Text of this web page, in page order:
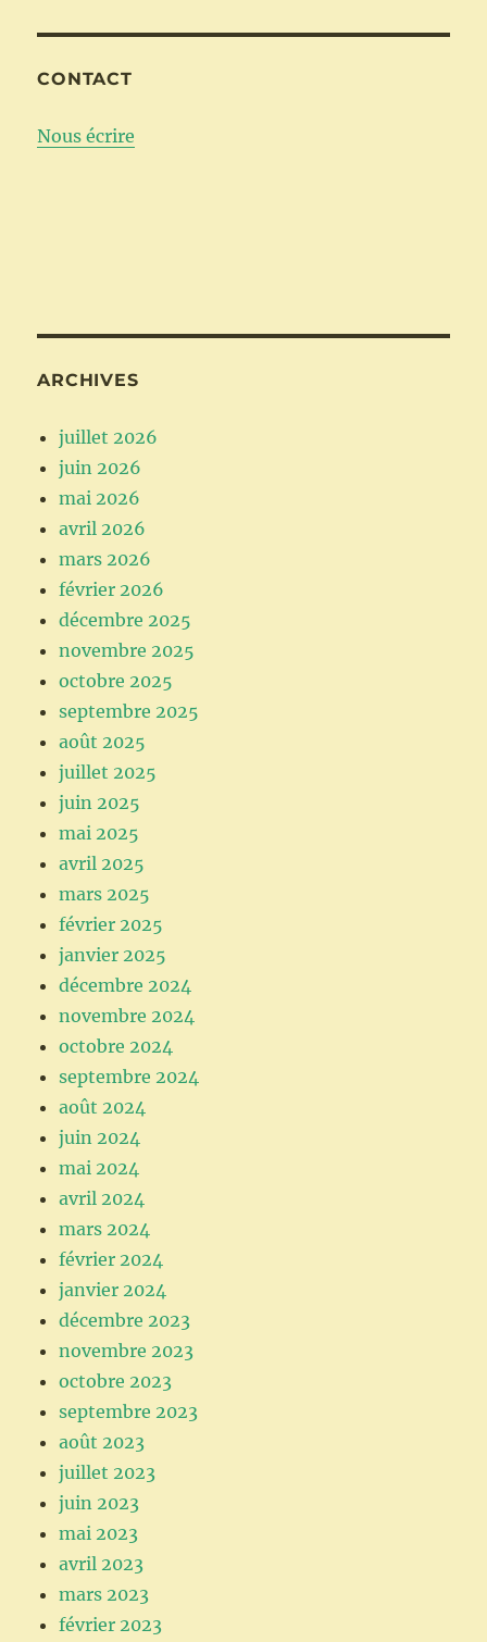
CONTACT
Nous écrire
ARCHIVES
juillet 2026
juin 2026
mai 2026
avril 2026
mars 2026
février 2026
décembre 2025
novembre 2025
octobre 2025
septembre 2025
août 2025
juillet 2025
juin 2025
mai 2025
avril 2025
mars 2025
février 2025
janvier 2025
décembre 2024
novembre 2024
octobre 2024
septembre 2024
août 2024
juin 2024
mai 2024
avril 2024
mars 2024
février 2024
janvier 2024
décembre 2023
novembre 2023
octobre 2023
septembre 2023
août 2023
juillet 2023
juin 2023
mai 2023
avril 2023
mars 2023
février 2023